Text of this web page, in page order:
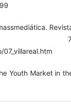
Youth Market in